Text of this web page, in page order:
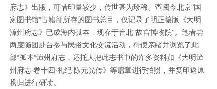
府志》出版，可惜印量较少，传世甚为珍稀。查阅今北京“国
家图书馆”古籍部所存的图书总目，仅记录了明正德版《大明
漳州府志》已成海内孤本，现存于台北“故宫博物院”。笔者尝
两度随团赴台参与民俗文化交流活动，得便亲睹并浏览了此
部“孤本”漳州府志，还托人把此志书中的许多资料如《大明漳
州府志·卷十四·礼纪·陈元光传》等篇章进行拍照，并复印返原
携归进行研读。